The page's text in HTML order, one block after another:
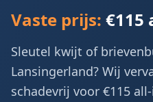
Vaste prijs: €115
Sleutel kwijt of
Lansingerland? Wij
schadevrij voor €115